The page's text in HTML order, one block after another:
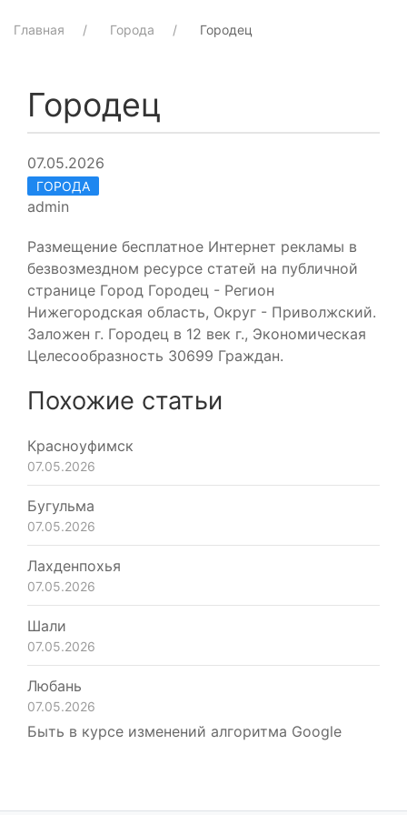
Главная Города Городец
Городец
07.05.2026
ГОРОДА
admin
Размещение бесплатное Интернет рекламы в
безвозмездном ресурсе статей на публичной
странице Город Городец - Регион
Нижегородская область, Округ - Приволжский.
Заложен г. Городец в 12 век г., Экономическая
Целесообразность 30699 Граждан.
Похожие статьи
Красноуфимск
07.05.2026
Бугульма
07.05.2026
Лахденпохья
07.05.2026
Шали
07.05.2026
Любань
07.05.2026
Быть в курсе изменений алгоритма Google